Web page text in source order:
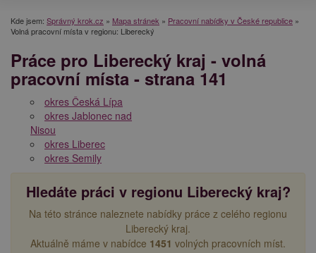
Kde jsem: Správný krok.cz » Mapa stránek » Pracovní nabídky v České republice »
Volná pracovní místa v regionu: Liberecký
Práce pro Liberecký kraj - volná
pracovní místa - strana 141
okres Česká Lípa
okres Jablonec nad
Nisou
okres Liberec
okres Semily
Hledáte práci v regionu Liberecký kraj?
Na této stránce naleznete nabídky práce z celého regionu
Liberecký kraj.
Aktuálně máme v nabídce 1451 volných pracovních míst.